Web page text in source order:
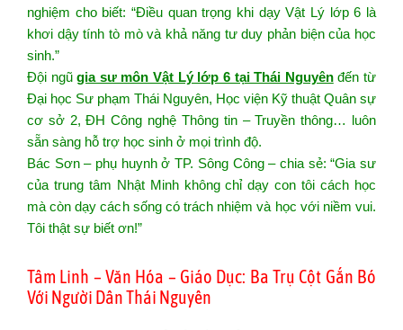
nghiệm cho biết: “Điều quan trọng khi dạy Vật Lý lớp 6 là
khơi dậy tính tò mò và khả năng tư duy phản biện của học
sinh.”
Đội ngũgia sư môn Vật Lý lớp 6 tại Thái Nguyênđến từ
Đại học Sư phạm Thái Nguyên, Học viện Kỹ thuật Quân sự
cơ sở 2, ĐH Công nghệ Thông tin – Truyền thông… luôn
sẵn sàng hỗ trợ học sinh ở mọi trình độ.
Bác Sơn – phụ huynh ở TP. Sông Công – chia sẻ: “Gia sư
của trung tâm Nhật Minh không chỉ dạy con tôi cách học
mà còn dạy cách sống có trách nhiệm và học với niềm vui.
Tôi thật sự biết ơn!”
Tâm Linh – Văn Hóa – Giáo Dục: Ba Trụ Cột Gắn Bó
Với Người Dân Thái Nguyên